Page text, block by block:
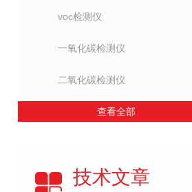
voc检测仪
一氧化碳检测仪
二氧化碳检测仪
查看全部
技术文章